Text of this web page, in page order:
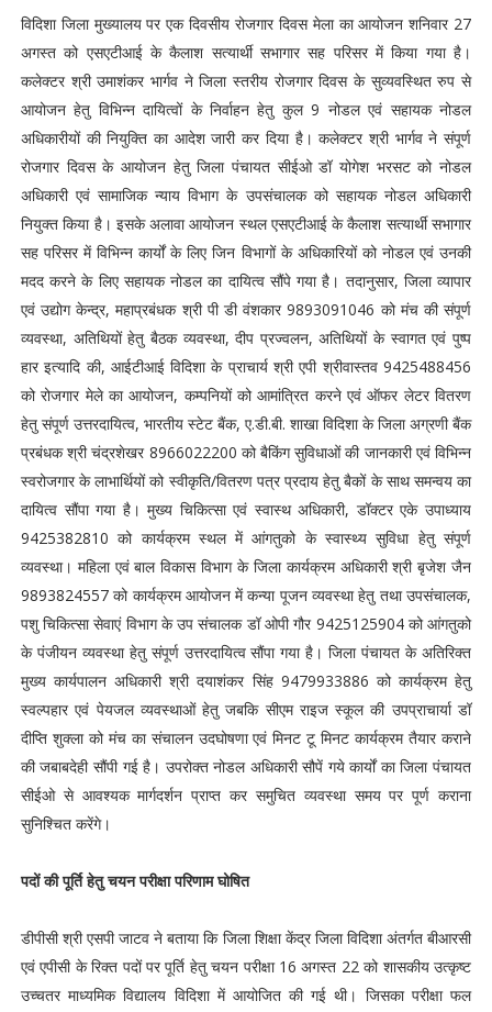
विदिशा जिला मुख्यालय पर एक दिवसीय रोजगार दिवस मेला का आयोजन शनिवार 27
अगस्त को एसएटीआई के कैलाश सत्यार्थी सभागार सह परिसर में किया गया है।
कलेक्टर श्री उमाशंकर भार्गव ने जिला स्तरीय रोजगार दिवस के सुव्यवस्थित रुप से
आयोजन हेतु विभिन्न दायित्वों के निर्वाहन हेतु कुल 9 नोडल एवं सहायक नोडल
अधिकारीयों की नियुक्ति का आदेश जारी कर दिया है। कलेक्टर श्री भार्गव ने संपूर्ण
रोजगार दिवस के आयोजन हेतु जिला पंचायत सीईओ डॉ योगेश भरसट को नोडल
अधिकारी एवं सामाजिक न्याय विभाग के उपसंचालक को सहायक नोडल अधिकारी
नियुक्त किया है। इसके अलावा आयोजन स्थल एसएटीआई के कैलाश सत्यार्थी सभागार
सह परिसर में विभिन्न कार्यों के लिए जिन विभागों के अधिकारियों को नोडल एवं उनकी
मदद करने के लिए सहायक नोडल का दायित्व सौंपे गया है। तदानुसार, जिला व्यापार
एवं उद्योग केन्द्र, महाप्रबंधक श्री पी डी वंशकार 9893091046 को मंच की संपूर्ण
व्यवस्था, अतिथियों हेतु बैठक व्यवस्था, दीप प्रज्वलन, अतिथियों के स्वागत एवं पुष्प
हार इत्यादि की, आईटीआई विदिशा के प्राचार्य श्री एपी श्रीवास्तव 9425488456
को रोजगार मेले का आयोजन, कम्पनियों को आमांत्रित करने एवं ऑफर लेटर वितरण
हेतु संपूर्ण उत्तरदायित्व, भारतीय स्टेट बैंक, ए.डी.बी. शाखा विदिशा के जिला अग्रणी बैंक
प्रबंधक श्री चंद्रशेखर 8966022200 को बैकिंग सुविधाओं की जानकारी एवं विभिन्न
स्वरोजगार के लाभार्थियों को स्वीकृति/वितरण पत्र प्रदाय हेतु बैकों के साथ समन्वय का
दायित्व सौंपा गया है। मुख्य चिकित्सा एवं स्वास्थ अधिकारी, डॉक्टर एके उपाध्याय
9425382810 को कार्यक्रम स्थल में आंगतुको के स्वास्थ्य सुविधा हेतु संपूर्ण
व्यवस्था। महिला एवं बाल विकास विभाग के जिला कार्यक्रम अधिकारी श्री बृजेश जैन
9893824557 को कार्यक्रम आयोजन में कन्या पूजन व्यवस्था हेतु तथा उपसंचालक,
पशु चिकित्सा सेवाएं विभाग के उप संचालक डॉ ओपी गौर 9425125904 को आंगतुको
के पंजीयन व्यवस्था हेतु संपूर्ण उत्तरदायित्व सौंपा गया है। जिला पंचायत के अतिरिक्त
मुख्य कार्यपालन अधिकारी श्री दयाशंकर सिंह 9479933886 को कार्यक्रम हेतु
स्वल्पहार एवं पेयजल व्यवस्थाओं हेतु जबकि सीएम राइज स्कूल की उपप्राचार्या डॉ
दीप्ति शुक्ला को मंच का संचालन उदघोषणा एवं मिनट टू मिनट कार्यक्रम तैयार कराने
की जबाबदेही सौंपी गई है। उपरोक्त नोडल अधिकारी सौपें गये कार्यों का जिला पंचायत
सीईओ से आवश्यक मार्गदर्शन प्राप्त कर समुचित व्यवस्था समय पर पूर्ण कराना
सुनिश्चित करेंगे।
पदों की पूर्ति हेतु चयन परीक्षा परिणाम घोषित
डीपीसी श्री एसपी जाटव ने बताया कि जिला शिक्षा केंद्र जिला विदिशा अंतर्गत बीआरसी
एवं एपीसी के रिक्त पदों पर पूर्ति हेतु चयन परीक्षा 16 अगस्त 22 को शासकीय उत्कृष्ट
उच्चतर माध्यमिक विद्यालय विदिशा में आयोजित की गई थी। जिसका परीक्षा फल